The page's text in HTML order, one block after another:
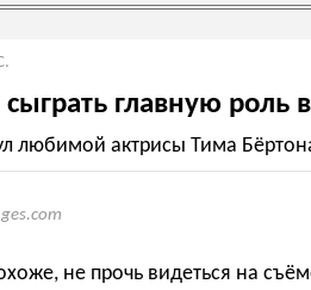
главную роль
любимой актрисы Тима
не прочь видеться на